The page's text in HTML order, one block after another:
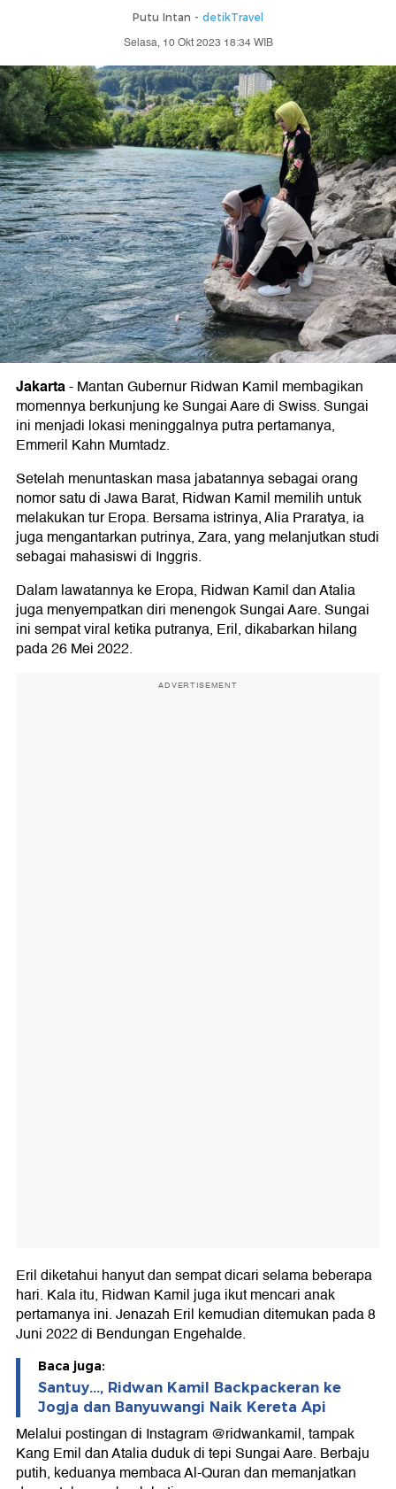
Putu Intan - detikTravel
Selasa, 10 Okt 2023 18:34 WIB
Jakarta-Mantan Gubernur Ridwan Kamil membagikan
momennya berkunjung ke Sungai Aare di Swiss. Sungai
ini menjadi lokasi meninggalnya putra pertamanya,
Emmeril Kahn Mumtadz.
Setelah menuntaskan masa jabatannya sebagai orang
nomor satu di Jawa Barat, Ridwan Kamil memilih untuk
melakukan tur Eropa. Bersama istrinya, Alia Praratya, ia
juga mengantarkan putrinya, Zara, yang melanjutkan studi
sebagai mahasiswi di Inggris.
Dalam lawatannya ke Eropa, Ridwan Kamil dan Atalia
juga menyempatkan diri menengok Sungai Aare. Sungai
ini sempat viral ketika putranya, Eril, dikabarkan hilang
pada 26 Mei 2022.
ADVERTISEMENT
Eril diketahui hanyut dan sempat dicari selama beberapa
hari. Kala itu, Ridwan Kamil juga ikut mencari anak
pertamanya ini. Jenazah Eril kemudian ditemukan pada 8
Juni 2022 di Bendungan Engehalde.
Baca juga:
Santuy..., Ridwan Kamil Backpackeran ke
Jogja dan Banyuwangi Naik Kereta Api
Melalui postingan di Instagram @ridwankamil, tampak
Kang Emil dan Atalia duduk di tepi Sungai Aare. Berbaju
putih, keduanya membaca Al-Quran dan memanjatkan